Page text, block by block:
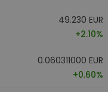
49.230 EUR
+2.10%
0.060311000 EUR
+0.60%